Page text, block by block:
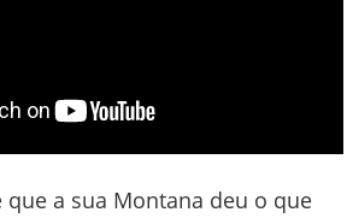
que a sua Montana deu o que